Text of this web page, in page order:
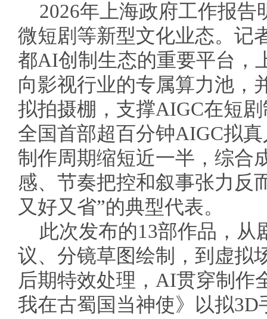
2026年上海政府工作报
微短剧等新型文化业态。记
都AI创制生态的重要平台，
向影视行业的专属算力池，
拟拍摄棚，支撑AIGC在短
全国首部超百分钟AIGC拟
制作周期缩短近一半，综合
感、节奏把控和叙事张力
又好又省”的典型代表。
此次发布的13部作品，从
议、分镜草图绘制，到虚拟
后期特效处理，AI贯穿制作
我在古蜀国当神使》以拟